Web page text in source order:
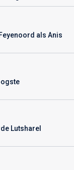
als Anis
Lutsharel